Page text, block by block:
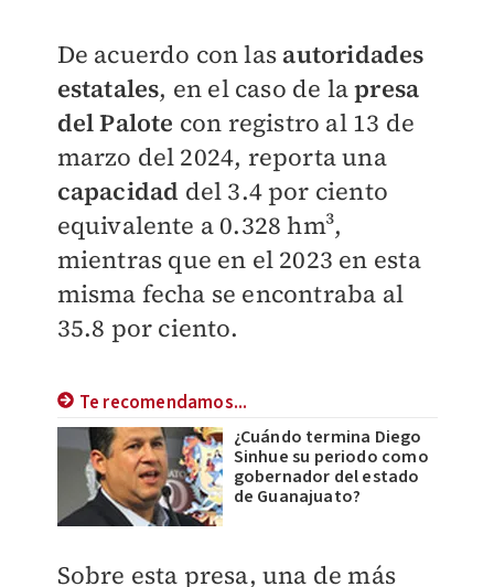
De acuerdo con las autoridades
estatales, en el caso de lapresa
del Palote con registro al 13 de
marzo del 2024, reporta una
capacidad del 3.4 por ciento
equivalente a 0.328 hm³,
mientras que en el 2023 en esta
misma fecha se encontraba al
35.8 por ciento.
Te recomendamos...
¿Cuándo termina Diego
Sinhue su periodo como
gobernador del estado
de Guanajuato?
Sobre esta presa, una de más